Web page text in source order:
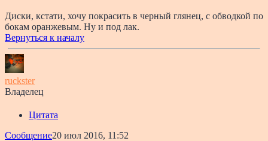
Диски, кстати, хочу покрасить в черный глянец, с обводкой по
бокам оранжевым. Ну и под лак.
Вернуться к началу
ruckster
Владелец
Цитата
Сообщение20 июл 2016, 11:52